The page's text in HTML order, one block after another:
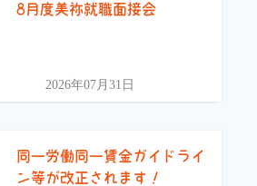
8月度美祢就職面接会
2026年07月31日
同一労働同一賃金ガイドライ
ン等が改正されます！